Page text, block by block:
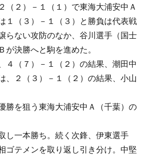
（２）－１（１）で東海大浦安中Ａ
１（３）－１（３）と勝負は代表戦
らない攻防のなか、谷川選手（国士
決勝へと駒を進めた。
４（７）－１（２）の結果、潮田中
、２（３）－１（２）の結果、小山
勝を狙う東海大浦安中Ａ（千葉）の
し一本勝ち。続く次鋒、伊東選手
ゴテメンを取り返し引き分け。中堅